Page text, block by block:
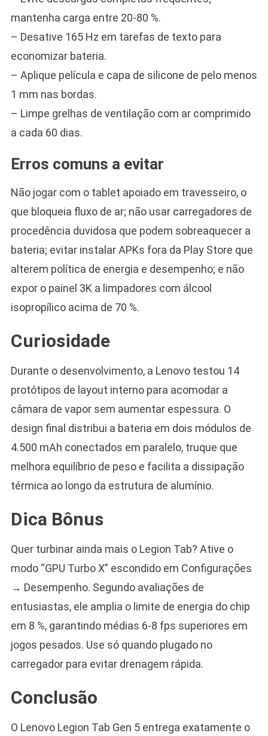
mantenha carga entre 20-80 %.
– Desative 165 Hz em tarefas de texto para
economizar bateria.
– Aplique película e capa de silicone de pelo menos
1 mm nas bordas.
– Limpe grelhas de ventilação com ar comprimido
a cada 60 dias.
Erros comuns a evitar
Não jogar com o tablet apoiado em travesseiro, o
que bloqueia fluxo de ar; não usar carregadores de
procedência duvidosa que podem sobreaquecer a
bateria; evitar instalar APKs fora da Play Store que
alterem política de energia e desempenho; e não
expor o painel 3K a limpadores com álcool
isopropílico acima de 70 %.
Curiosidade
Durante o desenvolvimento, a Lenovo testou 14
protótipos de layout interno para acomodar a
câmara de vapor sem aumentar espessura. O
design final distribui a bateria em dois módulos de
4.500 mAh conectados em paralelo, truque que
melhora equilíbrio de peso e facilita a dissipação
térmica ao longo da estrutura de alumínio.
Dica Bônus
Quer turbinar ainda mais o Legion Tab? Ative o
modo “GPU Turbo X” escondido em Configurações
→ Desempenho. Segundo avaliações de
entusiastas, ele amplia o limite de energia do chip
em 8 %, garantindo médias 6-8 fps superiores em
jogos pesados. Use só quando plugado no
carregador para evitar drenagem rápida.
Conclusão
O Lenovo Legion Tab Gen 5 entrega exatamente o